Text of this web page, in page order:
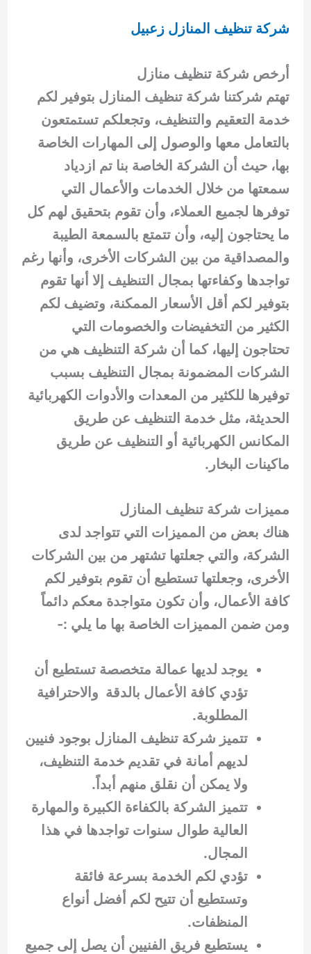
شركة تنظيف المنازل زعبيل
أرخص شركة تنظيف منازل
تهتم شركتنا شركة تنظيف المنازل بتوفير لكم
خدمة التعقيم والتنظيف، وتجعلكم تستمتعون
بالتعامل معها والوصول إلى المهارات الخاصة
بها، حيث أن الشركة الخاصة بنا تم ازدياد
سمعتها من خلال الخدمات والأعمال التي
توفرها لجميع العملاء، وأن تقوم بتحقيق لهم كل
ما يحتاجون إليه، وأن تتمتع بالسمعة الطيبة
والمصداقية من بين الشركات الأخرى، وأنها رغم
تواجدها وكفاءتها بمجال التنظيف إلا أنها تقوم
بتوفير لكم أقل الأسعار الممكنة، وتضيف لكم
الكثير من التخفيضات والخصومات التي
تحتاجون إليها، كما أن شركة التنظيف هي من
الشركات المضمونة بمجال التنظيف بسبب
توفيرها للكثير من المعدات والأدوات الكهربائية
الحديثة، مثل خدمة التنظيف عن طريق
المكانس الكهربائية أو التنظيف عن طريق
ماكينات البخار.
مميزات شركة تنظيف المنازل
هناك بعض من المميزات التي تتواجد لدى
الشركة، والتي جعلتها تشتهر من بين الشركات
الأخرى، وجعلتها تستطيع أن تقوم بتوفير لكم
كافة الأعمال، وأن تكون متواجدة معكم دائماً
ومن ضمن المميزات الخاصة بها ما يلي :-
يوجد لديها عمالة متخصصة تستطيع أن
تؤدي كافة الأعمال بالدقة والاحترافية
المطلوبة.
تتميز شركة تنظيف المنازل بوجود فنيين
لديهم أمانة في تقديم خدمة التنظيف،
ولا يمكن أن نقلق منهم أبداً.
تتميز الشركة بالكفاءة الكبيرة والمهارة
العالية طوال سنوات تواجدها في هذا
المجال.
تؤدي لكم الخدمة بسرعة فائقة
وتستطيع أن تتيح لكم أفضل أنواع
المنظفات.
يستطيع فريق الفنيين أن يصل إلى جميع